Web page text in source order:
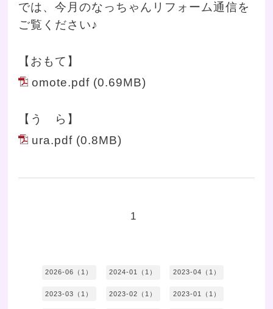
では、今月のなっちゃんリフォーム通信を
ご覧ください♪
【おもて】
omote.pdf (0.69MB)
【う ら】
ura.pdf (0.8MB)
1
2026-06（1） 2024-01（1） 2023-04（1）
2023-03（1） 2023-02（1） 2023-01（1）